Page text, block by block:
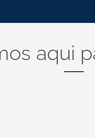
aqui